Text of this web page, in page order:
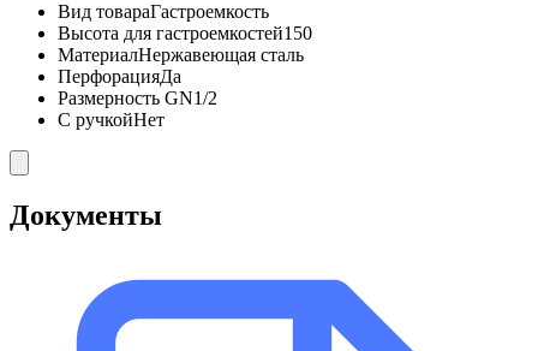
Вид товараГастроемкость
Высота для гастроемкостей150
МатериалНержавеющая сталь
ПерфорацияДа
Размерность GN1/2
С ручкойНет
Документы